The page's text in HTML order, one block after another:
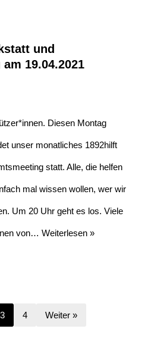
und
19.04.2021
Diesen Montag
unser monatliches 1892hilft
statt. Alle, die helfen
mal wissen wollen, wer wir
Um 20 Uhr geht es los. Viele
von… Weiterlesen »
3 4 Weiter »